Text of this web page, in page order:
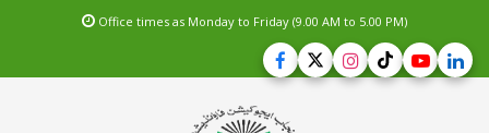
Office times as Monday to Friday (9.00 AM to 5.00 PM)